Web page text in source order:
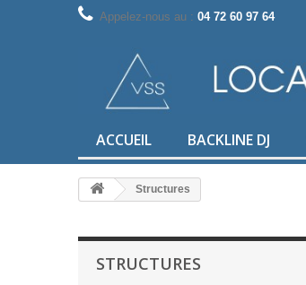
Appelez-nous au : 04 72 60 97 64
ACCUEIL BACKLINE DJ
Structures
STRUCTURES